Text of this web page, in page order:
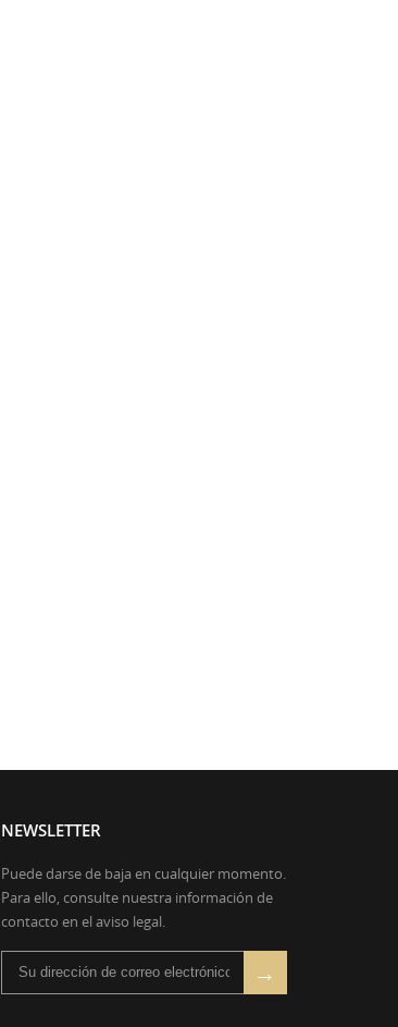
NEWSLETTER
Puede darse de baja en cualquier momento.
Para ello, consulte nuestra información de
contacto en el aviso legal.